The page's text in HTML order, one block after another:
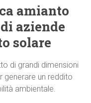
amianto
aziende
solare
di grandi dimensioni
generare un reddito
ambientale.